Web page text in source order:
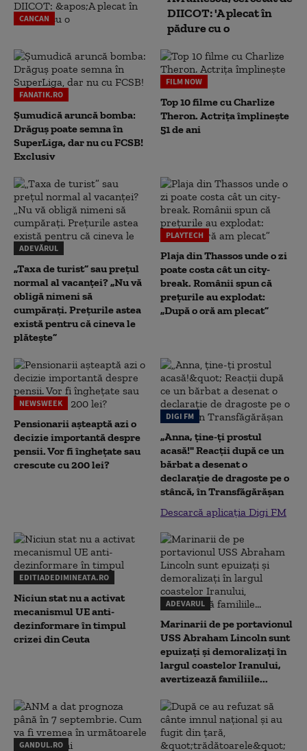
CANCAN
DIICOT: 'A plecat în
pădure cu o
FANATIK.RO
Șumudică aruncă bomba:
Drăguș poate semna în
SuperLiga, dar nu cu FCSB!
Exclusiv
FILM NOW
Top 10 filme cu Charlize
Theron. Actrița împlinește
51 de ani
ADEVĂRUL
„Taxa de turist” sau prețul
normal al vacanței? „Nu vă
obligă nimeni să
cumpărați. Prețurile astea
există pentru că cineva le
plătește”
PLAYTECH
Plaja din Thassos unde o zi
poate costa cât un city-
break. Românii spun că
prețurile au explodat:
„După o oră am plecat”
NEWSWEEK
Pensionarii așteaptă azi o
decizie importantă despre
pensii. Vor fi înghețate sau
crescute cu 200 lei?
DIGI FM
„Anna, ţine-ţi prostul
acasă!" Reacţii după ce un
bărbat a desenat o
declaraţie de dragoste pe o
stâncă, în Transfăgărăşan
Descarcă aplicația Digi FM
EDITIADEDIMINEATA.RO
Niciun stat nu a activat
mecanismul UE anti-
dezinformare în timpul
crizei din Ceuta
ADEVARUL
Marinarii de pe portavionul
USS Abraham Lincoln sunt
epuizați și demoralizați în
largul coastelor Iranului,
avertizează familiile...
GANDUL.RO